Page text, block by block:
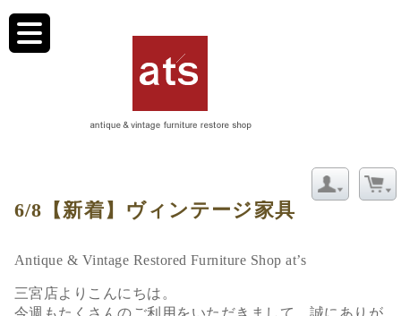
toggle
navigation
6/8【新着】ヴィンテージ家具
Antique & Vintage Restored Furniture Shop at’s
三宮店よりこんにちは。
今週もたくさんのご利用をいただきまして、誠にありが